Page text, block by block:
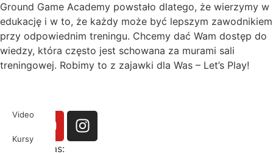
Ground Game Academy powstało dlatego, że wierzymy w
edukację i w to, że każdy może być lepszym zawodnikiem
przy odpowiednim treningu. Chcemy dać Wam dostęp do
wiedzy, która często jest schowana za murami sali
treningowej. Robimy to z zajawki dla Was – Let’s Play!
Video
Kursy
Obserwuj nas: